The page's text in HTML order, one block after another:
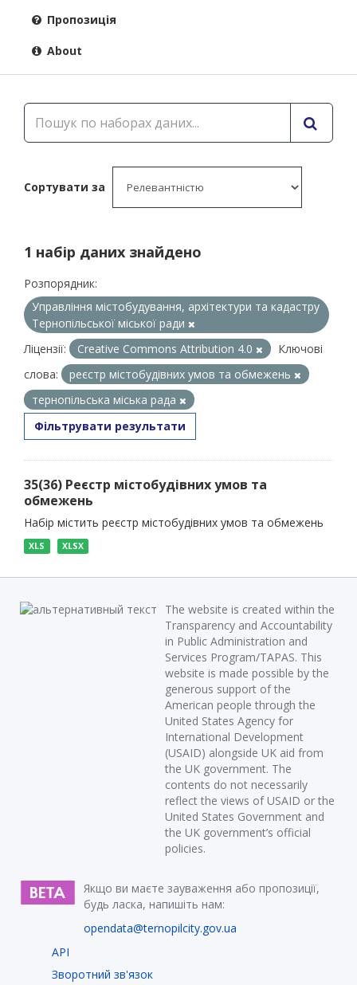
Пропозиція
About
Сортувати за
1 набір даних знайдено
Розпорядник:
Управління містобудування, архітектури та кадастру
Тернопільської міської ради
Ліцензії:
Creative Commons Attribution 4.0
Ключові
слова:
реєстр містобудівних умов та обмежень
тернопільська міська рада
Фільтрувати результати
35(36) Реєстр містобудівних умов та
обмежень
Набір містить реєстр містобудівних умов та обмежень
XLS XLSX
The website is created within the
Transparency and Accountability
in Public Administration and
Services Program/TAPAS. This
website is made possible by the
generous support of the
American people through the
United States Agency for
International Development
(USAID) alongside UK aid from
the UK government. The
contents do not necessarily
reflect the views of USAID or the
United States Government and
the UK government’s official
policies.
Якщо ви маєте зауваження або пропозиції,
будь ласка, напишіть нам:
opendata@ternopilcity.gov.ua
API
Зворотний зв'язок